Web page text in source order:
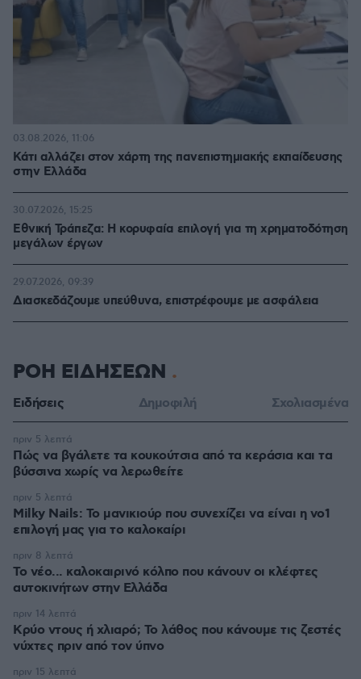
Κάτι αλλάζει στον χάρτη της πανεπιστημιακής εκπαίδευσης
στην Ελλάδα
03.08.2026, 11:06
Εθνική Τράπεζα: Η κορυφαία επιλογή για τη χρηματοδότηση
μεγάλων έργων
30.07.2026, 15:25
Διασκεδάζουμε υπεύθυνα, επιστρέφουμε με ασφάλεια
29.07.2026, 09:39
ΡΟΗ ΕΙΔΗΣΕΩΝ
Ειδήσεις Δημοφιλή Σχολιασμένα
Πώς να βγάλετε τα κουκούτσια από τα κεράσια και τα
βύσσινα χωρίς να λερωθείτε
πριν 5 λεπτά
Milky Nails: Το μανικιούρ που συνεχίζει να είναι η νο1
επιλογή μας για το καλοκαίρι
πριν 5 λεπτά
Το νέο... καλοκαιρινό κόλπο που κάνουν οι κλέφτες
αυτοκινήτων στην Ελλάδα
πριν 8 λεπτά
Κρύο ντους ή χλιαρό; Το λάθος που κάνουμε τις ζεστές
νύχτες πριν από τον ύπνο
πριν 14 λεπτά
πριν 15 λεπτά